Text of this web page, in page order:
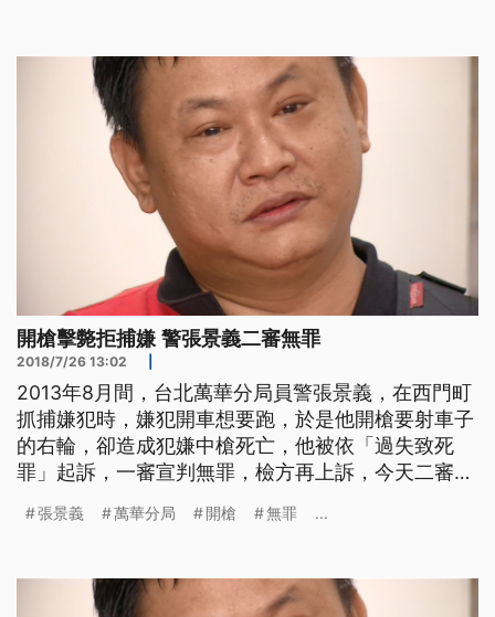
傷重身亡，僅管葉驥一再聲稱，是對方拒捕，要加速
倒車逃逸才會開槍，不過羅
開槍擊斃拒捕嫌 警張景義二審無罪
2018/7/26 13:02
2013年8月間，台北萬華分局員警張景義，在西門町
抓捕嫌犯時，嫌犯開車想要跑，於是他開槍要射車子
的右輪，卻造成犯嫌中槍死亡，他被依「過失致死
罪」起訴，一審宣判無罪，檢方再上訴，今天二審宣
這邊法官是在認定說，在時機跟地點部分，法官認定
時滿多人的。那在開槍這個部分的話，確實是本身沒
有朝嫌犯開槍，是子彈折射的部分
張景義 萬華分局 開槍 無罪 ...